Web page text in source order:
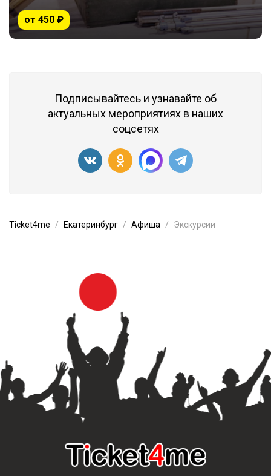
от 450 ₽
Подписывайтесь и узнавайте об
актуальных мероприятиях в наших
соцсетях
Ticket4me Екатеринбург Афиша Экскурсии